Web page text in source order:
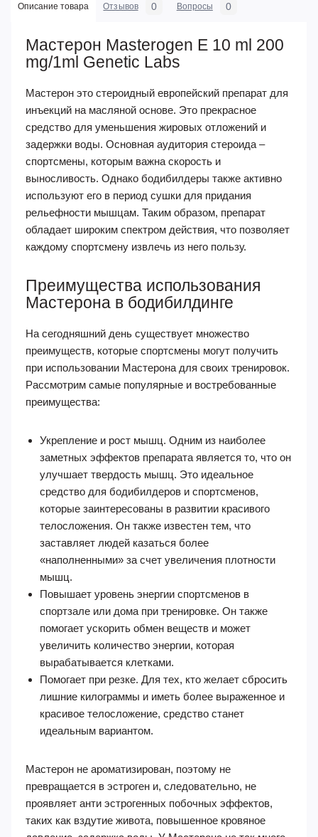
Описание товара Отзывов 0 Вопросы 0
Мастерон Masterogen E 10 ml 200
mg/1ml Genetic Labs
Мастерон это стероидный европейский препарат для
инъекций на масляной основе. Это прекрасное
средство для уменьшения жировых отложений и
задержки воды. Основная аудитория стероида –
спортсмены, которым важна скорость и
выносливость. Однако бодибилдеры также активно
используют его в период сушки для придания
рельефности мышцам. Таким образом, препарат
обладает широким спектром действия, что позволяет
каждому спортсмену извлечь из него пользу.
Преимущества использования
Мастерона в бодибилдинге
На сегодняшний день существует множество
преимуществ, которые спортсмены могут получить
при использовании Мастерона для своих тренировок.
Рассмотрим самые популярные и востребованные
преимущества:
Укрепление и рост мышц. Одним из наиболее
заметных эффектов препарата является то, что он
улучшает твердость мышц. Это идеальное
средство для бодибилдеров и спортсменов,
которые заинтересованы в развитии красивого
телосложения. Он также известен тем, что
заставляет людей казаться более
«наполненными» за счет увеличения плотности
мышц.
Повышает уровень энергии спортсменов в
спортзале или дома при тренировке. Он также
помогает ускорить обмен веществ и может
увеличить количество энергии, которая
вырабатывается клетками.
Помогает при резке. Для тех, кто желает сбросить
лишние килограммы и иметь более выраженное и
красивое телосложение, средство станет
идеальным вариантом.
Мастерон не ароматизирован, поэтому не
превращается в эстроген и, следовательно, не
проявляет анти эстрогенных побочных эффектов,
таких как вздутие живота, повышенное кровяное